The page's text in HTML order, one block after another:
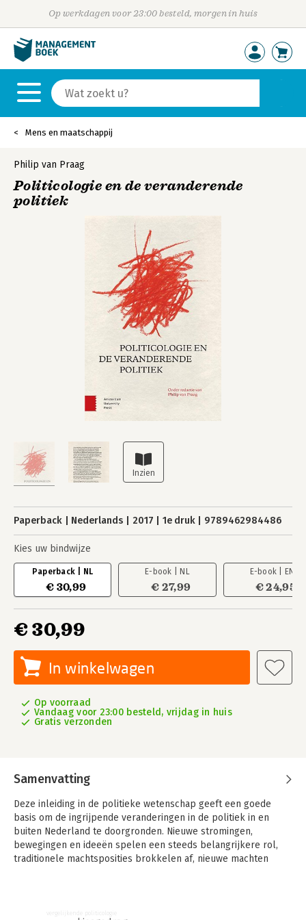
Op werkdagen voor 23:00 besteld, morgen in huis
Mens en maatschappij
Philip van Praag
Politicologie en de veranderende
politiek
Paperback Nederlands 2017 1e druk 9789462984486
Kies uw bindwijze
Paperback | NL
€ 30,99
E-book | NL
€ 27,99
E-book | EN
€ 24,95
€ 30,99
In winkelwagen
Op voorraad
Vandaag voor 23:00 besteld, vrijdag in huis
Gratis verzonden
Samenvatting
Deze inleiding in de politieke wetenschap geeft een goede
basis om de ingrijpende veranderingen in de politiek in en
buiten Nederland te doorgronden. Nieuwe stromingen,
bewegingen en ideeën spelen een steeds belangrijkere rol,
traditionele machtsposities brokkelen af, nieuwe machten
vergelijkende politicologie